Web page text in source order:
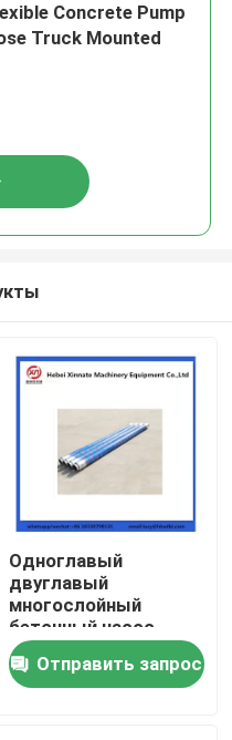
Concrete Pump
Truck Mounted
Одноглавый
двуглавый
многослойный
бетонный насос
резиновый шланг
Отправить запрос